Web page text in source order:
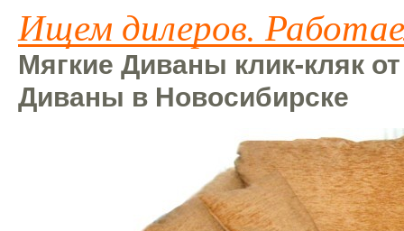
Ищем дилеров.
Мягкие Диваны клик-кляк
Диваны в Новосибирске